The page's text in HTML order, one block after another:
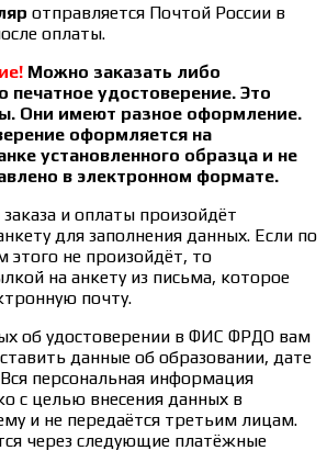
отправляется Почтой России в
оплаты.
Можно заказать либо
печатное удостоверение. Это
Они имеют разное оформление.
оформляется на
установленного образца и не
в электронном формате.
и оплаты произойдёт
для заполнения данных. Если по
не произойдёт, то
на анкету из письма, которое
почту.
об удостоверении в ФИС ФРДО вам
данные об образовании, дате
персональная информация
с целью внесения данных в
и не передаётся третьим лицам.
через следующие платёжные